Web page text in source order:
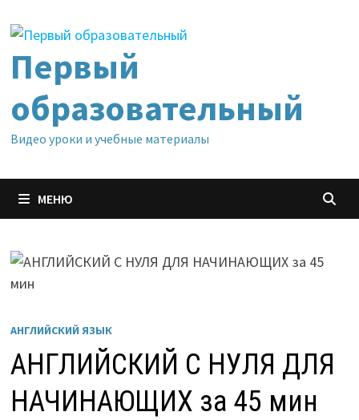
содержимому
Первый
образовательный
Видео уроки и учебные материалы
МЕНЮ
АНГЛИЙСКИЙ ЯЗЫК
АНГЛИЙСКИЙ С НУЛЯ ДЛЯ
НАЧИНАЮЩИХ за 45 мин